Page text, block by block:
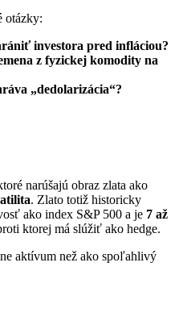
otázky:
investora pred infláciou?
z fyzickej komodity na
„dedolarizácia“?
narúšajú obraz zlata ako
. Zlato totiž historicky
ako index S&P 500 a je 7 až
ktorej má slúžiť ako hedge.
aktívum než ako spoľahlivý